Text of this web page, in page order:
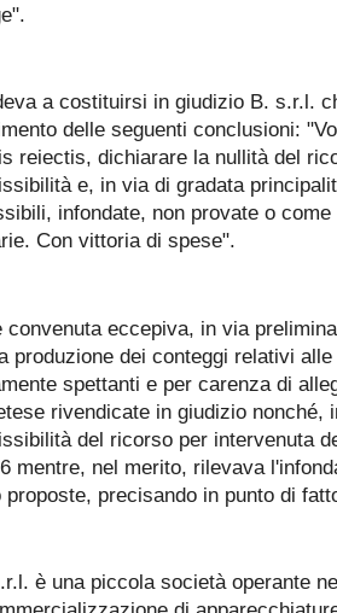
a costituirsi in giudizio B. s.r.l.
delle seguenti conclusioni:
reiectis, dichiarare la nullità del
e, in via di gradata
infondate, non provate o
Con vittoria di spese".
convenuta eccepiva, in via
produzione dei conteggi relativi
spettanti e per carenza di
rivendicate in giudizio nonché,
del ricorso per intervenuta
mentre, nel merito, rilevava
proposte, precisando in punto di
è una piccola società operante